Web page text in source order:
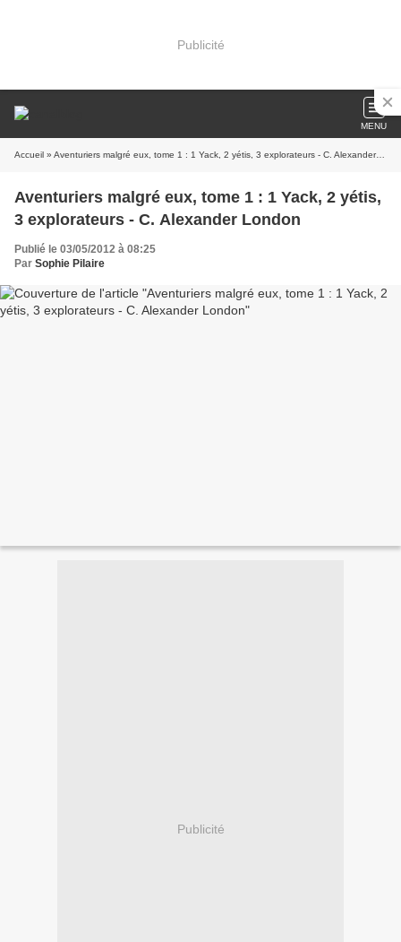
Publicité
MENU
Accueil » Aventuriers malgré eux, tome 1 : 1 Yack, 2 yétis, 3 explorateurs - C. Alexander London
Aventuriers malgré eux, tome 1 : 1 Yack, 2 yétis,
3 explorateurs - C. Alexander London
Publié le 03/05/2012 à 08:25
Par Sophie Pilaire
Publicité